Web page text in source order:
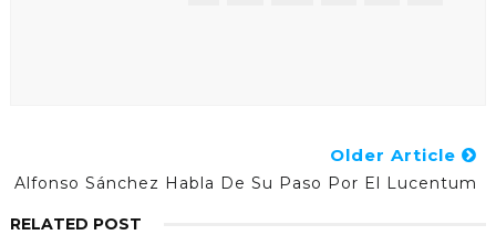
Older Article
Alfonso Sánchez Habla De Su Paso Por El Lucentum
RELATED POST